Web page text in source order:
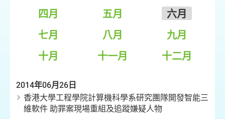
四月
五月
六月
七月
八月
九月
十月
十一月 十二月
2014年06月26日
香港大學工程學院計算機科學系研究團隊開發智能三
維軟件 助罪案現場重組及追蹤嫌疑人物